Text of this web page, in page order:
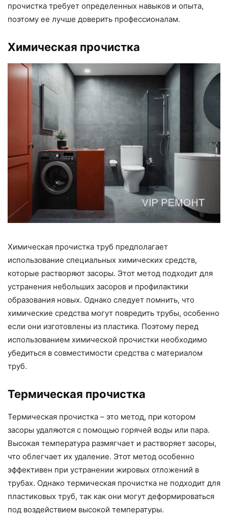
прочистка требует определенных навыков и опыта,
поэтому ее лучше доверить профессионалам.
Химическая прочистка
Химическая прочистка труб предполагает
использование специальных химических средств,
которые растворяют засоры. Этот метод подходит для
устранения небольших засоров и профилактики
образования новых. Однако следует помнить, что
химические средства могут повредить трубы, особенно
если они изготовлены из пластика. Поэтому перед
использованием химической прочистки необходимо
убедиться в совместимости средства с материалом
труб.
Термическая прочистка
Термическая прочистка – это метод, при котором
засоры удаляются с помощью горячей воды или пара.
Высокая температура размягчает и растворяет засоры,
что облегчает их удаление. Этот метод особенно
эффективен при устранении жировых отложений в
трубах. Однако термическая прочистка не подходит для
пластиковых труб, так как они могут деформироваться
под воздействием высокой температуры.